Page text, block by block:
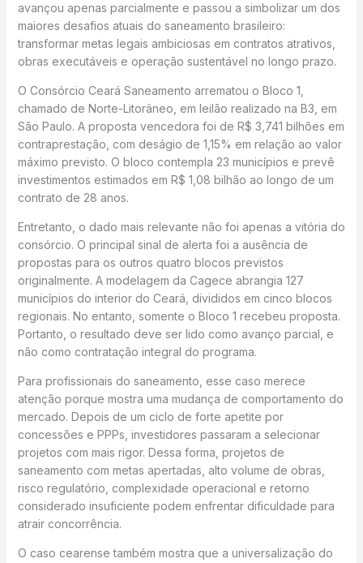
avançou apenas parcialmente e passou a simbolizar um dos
maiores desafios atuais do saneamento brasileiro:
transformar metas legais ambiciosas em contratos atrativos,
obras executáveis e operação sustentável no longo prazo.
O Consórcio Ceará Saneamento arrematou o Bloco 1,
chamado de Norte-Litorâneo, em leilão realizado na B3, em
São Paulo. A proposta vencedora foi de R$ 3,741 bilhões em
contraprestação, com deságio de 1,15% em relação ao valor
máximo previsto. O bloco contempla 23 municípios e prevê
investimentos estimados em R$ 1,08 bilhão ao longo de um
contrato de 28 anos.
Entretanto, o dado mais relevante não foi apenas a vitória do
consórcio. O principal sinal de alerta foi a ausência de
propostas para os outros quatro blocos previstos
originalmente. A modelagem da Cagece abrangia 127
municípios do interior do Ceará, divididos em cinco blocos
regionais. No entanto, somente o Bloco 1 recebeu proposta.
Portanto, o resultado deve ser lido como avanço parcial, e
não como contratação integral do programa.
Para profissionais do saneamento, esse caso merece
atenção porque mostra uma mudança de comportamento do
mercado. Depois de um ciclo de forte apetite por
concessões e PPPs, investidores passaram a selecionar
projetos com mais rigor. Dessa forma, projetos de
saneamento com metas apertadas, alto volume de obras,
risco regulatório, complexidade operacional e retorno
considerado insuficiente podem enfrentar dificuldade para
atrair concorrência.
O caso cearense também mostra que a universalização do